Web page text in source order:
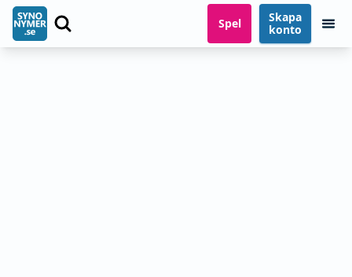
Spel
Skapa
konto